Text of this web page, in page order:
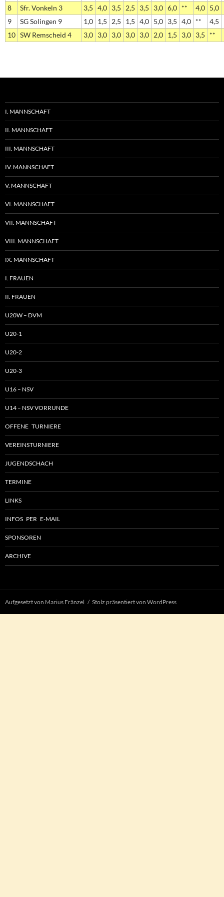
8
Sfr. Vonkeln 3 3,5 4,0 3,5 2,5 3,5 3,0 6,0 ** 4,0 5,0
9
SG Solingen 9 1,0 1,5 2,5 1,5 4,0 5,0 3,5 4,0 ** 4,5
10 SW Remscheid 4 3,0 3,0 3,0 3,0 3,0 2,0 1,5 3,0 3,5 **
I. MANNSCHAFT
II. MANNSCHAFT
III. MANNSCHAFT
IV. MANNSCHAFT
V. MANNSCHAFT
VI. MANNSCHAFT
VII. MANNSCHAFT
VIII. MANNSCHAFT
IX. MANNSCHAFT
I. FRAUEN
II. FRAUEN
U20W – DVM
U20-1
U20-2
U20-3
U16 – NSV
U14 – NSV VORRUNDE
OFFENE TURNIERE
VEREINSTURNIERE
JUGENDSCHACH
TERMINE
LINKS
INFOS PER E-MAIL
SPONSOREN
ARCHIVE
Aufgesetzt von Marius Fränzel Stolz präsentiert von WordPress